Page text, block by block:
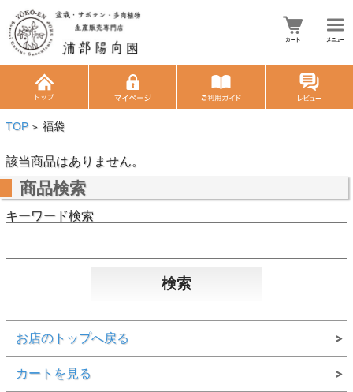
TOP > 福袋
該当商品はありません。
商品検索
キーワード検索
お店のトップへ戻る
カートを見る